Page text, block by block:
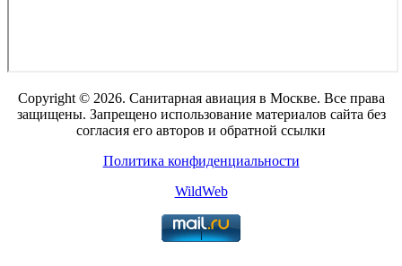
Copyright © 2026. Санитарная авиация в Москве. Все права
защищены. Запрещено использование материалов сайта без
согласия его авторов и обратной ссылки
Политика конфиденциальности
WildWeb